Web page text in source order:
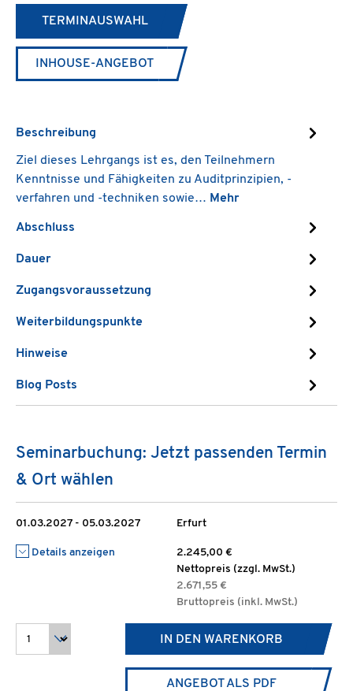
TERMINAUSWAHL
INHOUSE-ANGEBOT
Beschreibung
Ziel dieses Lehrgangs ist es, den Teilnehmern
Kenntnisse und Fähigkeiten zu Auditprinzipien, -
verfahren und -techniken sowie… Mehr
Abschluss
Dauer
Zugangsvoraussetzung
Weiterbildungspunkte
Hinweise
Blog Posts
Seminarbuchung: Jetzt passenden Termin
& Ort wählen
01.03.2027 - 05.03.2027 Erfurt
Details anzeigen
2.245,00 €
Nettopreis (zzgl. MwSt.)
2.671,55 €
Bruttopreis (inkl. MwSt.)
IN DEN WARENKORB
ANGEBOT ALS PDF